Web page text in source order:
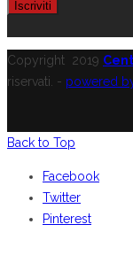
Copyright 2019
riservati. - powered
Back to Top
Facebook
Twitter
Pinterest